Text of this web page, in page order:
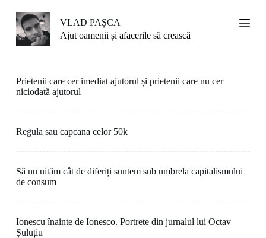
S
k
o
n
n
VLAD PAȘCA
Ajut oamenii și afacerile să crească
Prietenii care cer imediat ajutorul și prietenii care nu cer
niciodată ajutorul
Regula sau capcana celor 50k
Să nu uităm cât de diferiți suntem sub umbrela capitalismului
de consum
Ionescu înainte de Ionesco. Portrete din jurnalul lui Octav
Șuluțiu